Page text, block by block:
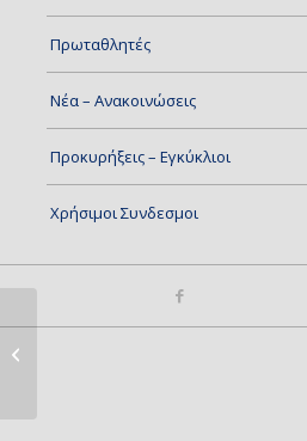
Πρωταθλητές
Νέα – Ανακοινώσεις
Προκυρήξεις – Εγκύκλιοι
Χρήσιμοι Συνδεσμοι